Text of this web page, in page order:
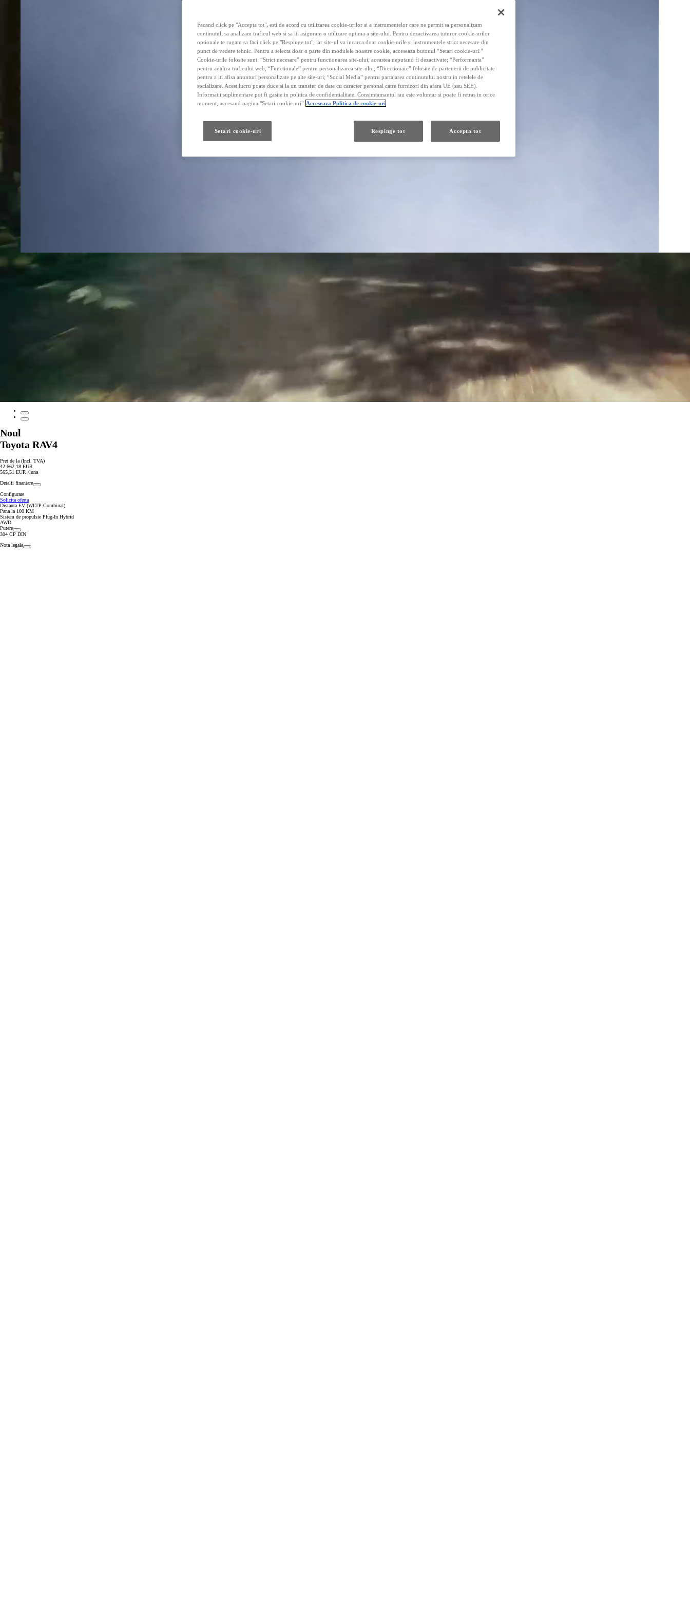
Noul
Toyota RAV4
Pret de la (Incl. TVA)
42.662,18 EUR
565,51 EUR /luna
Detalii finantare
Configurare
Solicita oferta
Distanta EV (WLTP Combinat)
Pana la 100 KM
Sistem de propulsie Plug-In Hybrid
AWD
Putere
304 CP DIN
Nota legala
Facand click pe "Accepta tot", esti de acord cu utilizarea cookie-urilor si a instrumentelor care ne permit sa personalizam
continutul, sa analizam traficul web si sa iti asiguram o utilizare optima a site-ului. Pentru dezactivarea tuturor cookie-urilor
optionale te rugam sa faci click pe "Respinge tot", iar site-ul va incarca doar cookie-urile si instrumentele strict necesare din
punct de vedere tehnic. Pentru a selecta doar o parte din modulele noastre cookie, acceseaza butonul “Setari cookie-uri.”
Cookie-urile folosite sunt: “Strict necesare” pentru functionarea site-ului, aceastea neputand fi dezactivate; “Performanta”
pentru analiza traficului web; “Functionale” pentru personalizarea site-ului; “Directionare” folosite de partenerii de publicitate
pentru a iti afisa anunturi personalizate pe alte site-uri; “Social Media” pentru partajarea continutului nostru in retelele de
socializare. Acest lucru poate duce si la un transfer de date cu caracter personal catre furnizori din afara UE (sau SEE).
Informatii suplimentare pot fi gasite in politica de confidentialitate. Consimtamantul tau este voluntar si poate fi retras in orice
moment, accesand pagina "Setari cookie-uri" Acceseaza Politica de cookie-uri
Setari cookie-uri Respinge tot Accepta tot